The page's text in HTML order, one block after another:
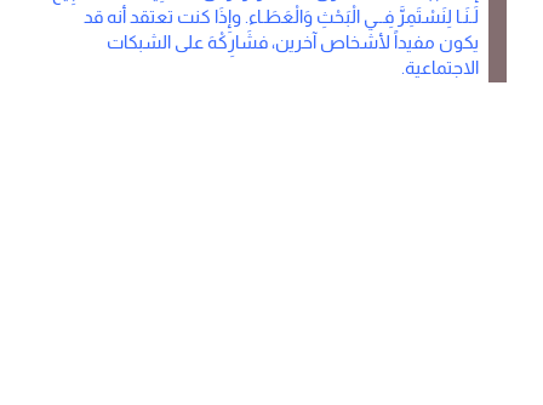
لَـنَـا لِنَسْتَمِرَّ فِــي الْبَحْثِ وَالْعَطَـاء. وإِذَا كنت تعتقد أنه قد
يكون مفيداً لأشخاص آخرين، فشَارِكْهَ على الشبكات
الاجتماعية.